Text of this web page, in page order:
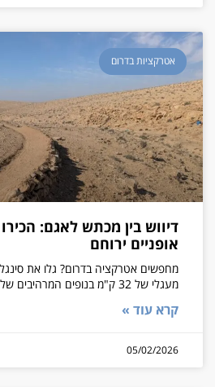
אטרקציות בדרום
דיווש בין מכתש לאגם:
אופניים ירוחם
מחפשים אטרקציה בדרום? גלו את סינגל
מעגלי של 32 ק"מ בנופים המרהיבים של המדבר והמכתש הגדול.
קרא עוד »
05/02/2026